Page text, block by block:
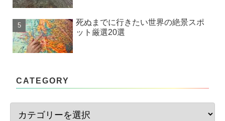
死ぬまでに行きたい世界の絶景スポ
ット厳選20選
CATEGORY